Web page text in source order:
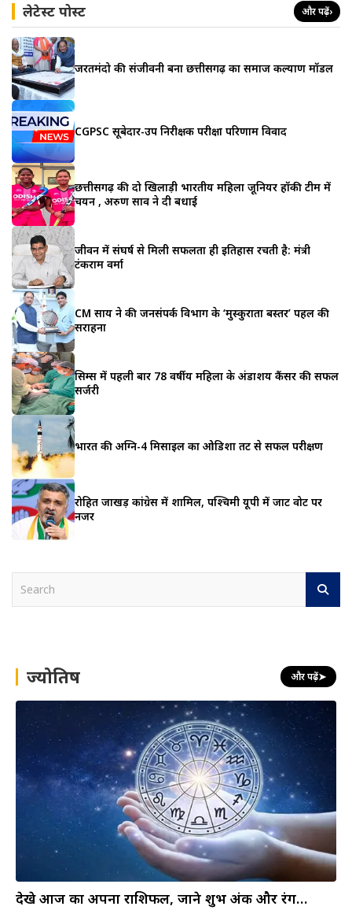
लेटेस्ट पोस्ट और पढ़ें›
जरूरतमंदो की संजीवनी बना छत्तीसगढ़ का समाज कल्याण मॉडल
CGPSC सूबेदार-उप निरीक्षक परीक्षा परिणाम विवाद
छत्तीसगढ़ की दो खिलाड़ी भारतीय महिला जूनियर हॉकी टीम में
चयन , अरुण साव ने दी बधाई
जीवन में संघर्ष से मिली सफलता ही इतिहास रचती है: मंत्री
टंकराम वर्मा
CM साय ने की जनसंपर्क विभाग के ‘मुस्कुराता बस्तर’ पहल की
सराहना
सिम्स में पहली बार 78 वर्षीय महिला के अंडाशय कैंसर की सफल
सर्जरी
भारत की अग्नि-4 मिसाइल का ओडिशा तट से सफल परीक्षण
रोहित जाखड़ कांग्रेस में शामिल, पश्चिमी यूपी में जाट वोट पर
नजर
h ज्योतिष और पढ़ें➤
देखे आज का अपना राशिफल, जाने शुभ अंक और रंग…